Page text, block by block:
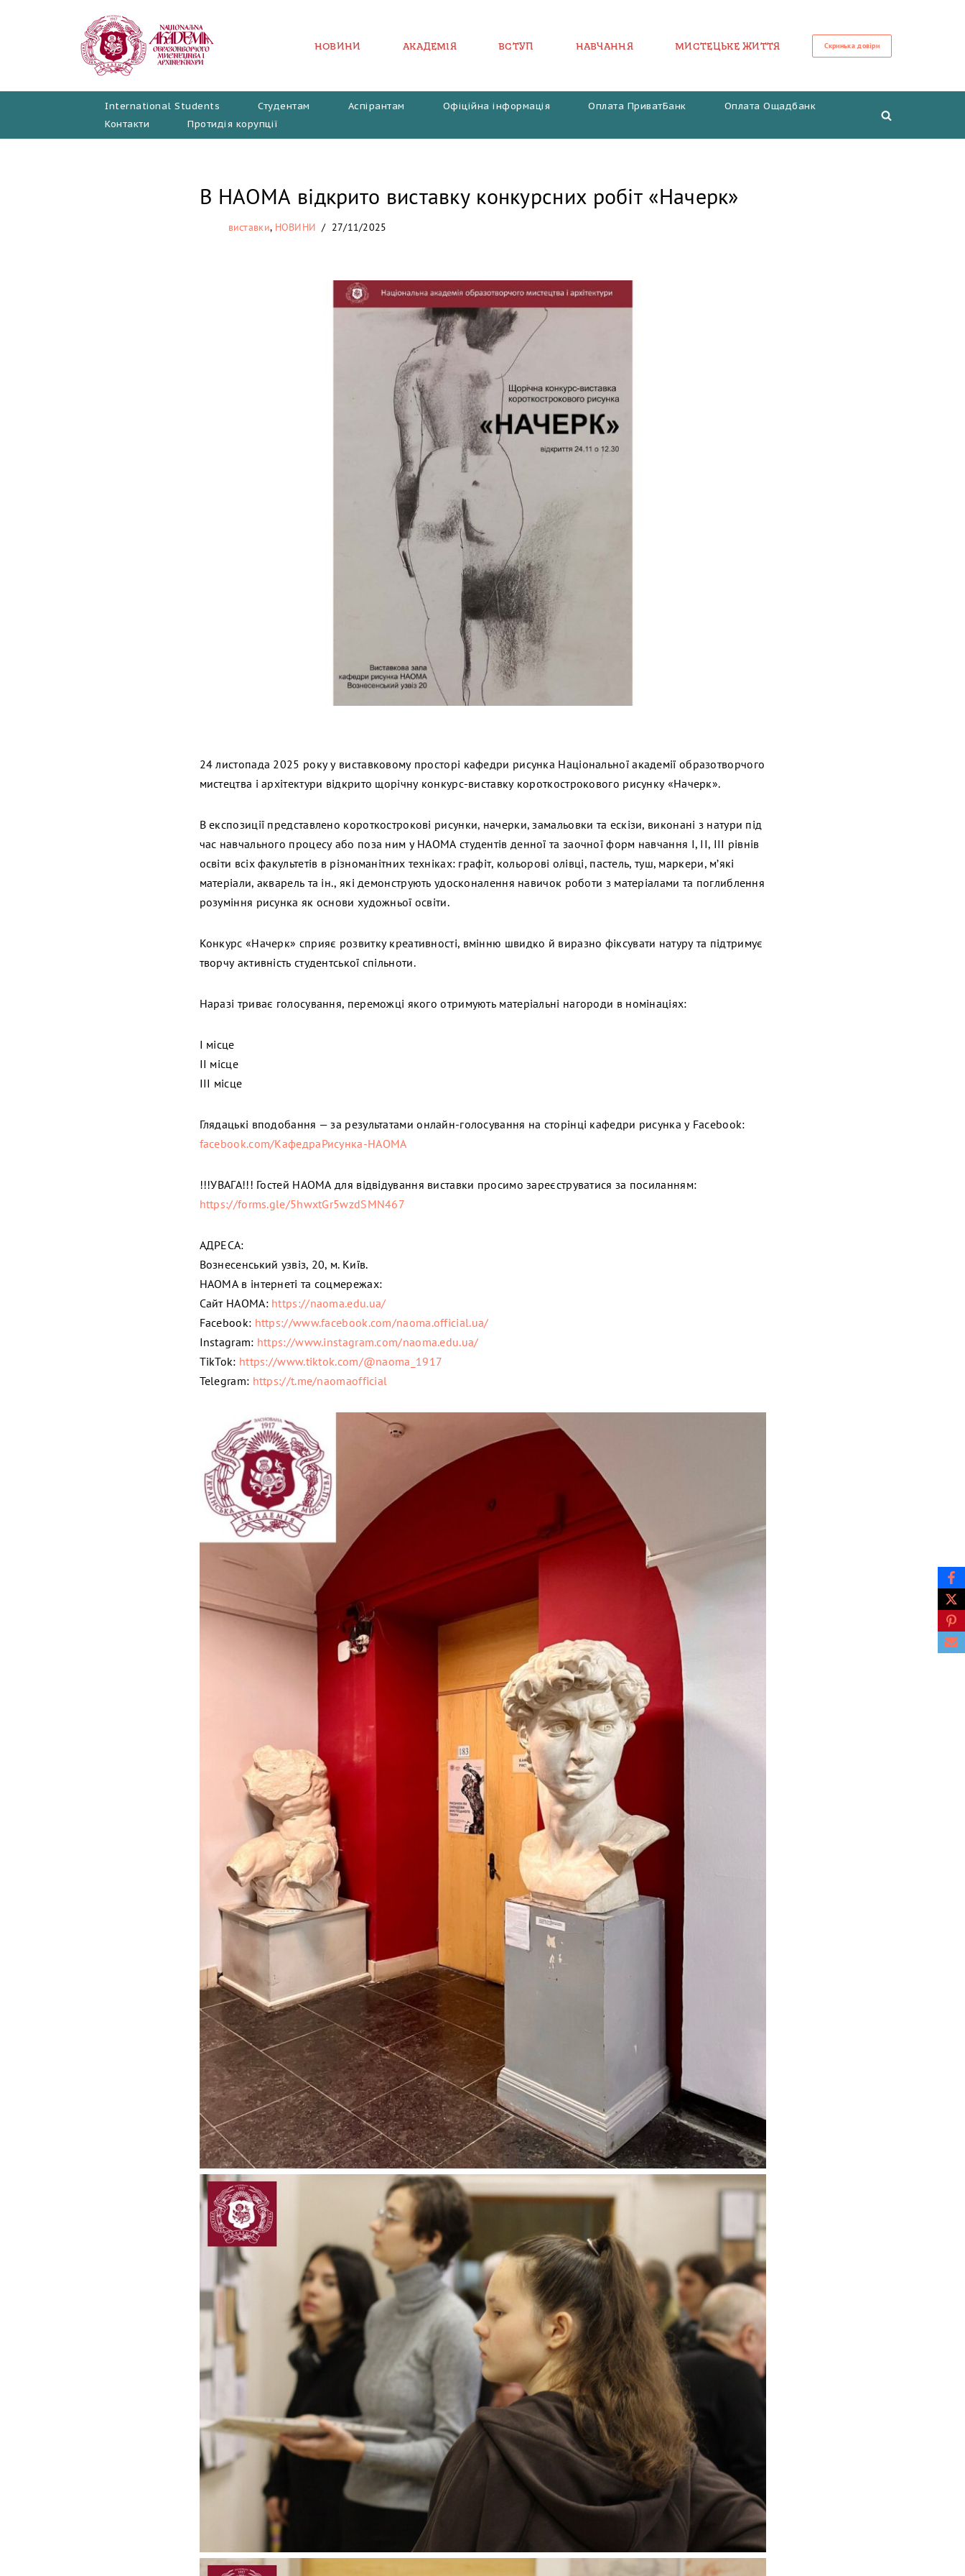
НОВИНИ АКАДЕМІЯ ВСТУП НАВЧАННЯ МИСТЕЦЬКЕ ЖИТТЯ Скринька довіри
International Students Студентам Аспірантам Офіційна інформація Оплата ПриватБанк
Оплата Ощадбанк
Контакти
Протидія корупції
В НАОМА відкрито виставку конкурсних робіт «Начерк»
виставки, НОВИНИ 27/11/2025
24 листопада 2025 року у виставковому просторі кафедри рисунка Національної академії образотворчого
мистецтва і архітектури відкрито щорічну конкурс-виставку короткострокового рисунку «Начерк».
В експозиції представлено короткострокові рисунки, начерки, замальовки та ескізи, виконані з натури під
час навчального процесу або поза ним у НАОМА студентів денної та заочної форм навчання І, ІІ, ІІІ рівнів
освіти всіх факультетів в різноманітних техніках: графіт, кольорові олівці, пастель, туш, маркери, м’які
матеріали, акварель та ін., які демонструють удосконалення навичок роботи з матеріалами та поглиблення
розуміння рисунка як основи художньої освіти.
Конкурс «Начерк» сприяє розвитку креативності, вмінню швидко й виразно фіксувати натуру та підтримує
творчу активність студентської спільноти.
Наразі триває голосування, переможці якого отримують матеріальні нагороди в номінаціях:
I місце
II місце
III місце
Глядацькі вподобання — за результатами онлайн-голосування на сторінці кафедри рисунка у Facebook:
facebook.com/КафедраРисунка-НАОМА
!!!УВАГА!!! Гостей НАОМА для відвідування виставки просимо зареєструватися за посиланням:
https://forms.gle/5hwxtGr5wzdSMN467
АДРЕСА:
Вознесенський узвіз, 20, м. Київ.
НАОМА в інтернеті та соцмережах:
Cайт НАОМА: https://naoma.edu.ua/
Facebook: https://www.facebook.com/naoma.official.ua/
Instagram: https://www.instagram.com/naoma.edu.ua/
TikTok: https://www.tiktok.com/@naoma_1917
Telegram: https://t.me/naomaofficial